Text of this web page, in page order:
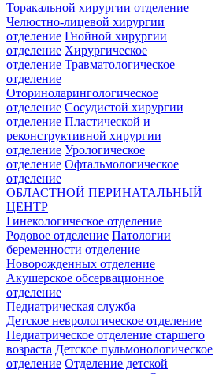
Торакальной хирургии отделение
Челюстно-лицевой хирургии
отделение Гнойной хирургии
отделение Хирургическое
отделение Травматологическое
отделение
Оториноларингологическое
отделение Сосудистой хирургии
отделение Пластической и
реконструктивной хирургии
отделение Урологическое
отделение Офтальмологическое
отделение
ОБЛАСТНОЙ ПЕРИНАТАЛЬНЫЙ
ЦЕНТР
Гинекологическое отделение
Родовое отделение Патологии
беременности отделение
Новорожденных отделение
Акушерское обсервационное
отделение
Педиатрическая служба
Детское неврологическое отделение
Педиатрическое отделение старшего
возраста Детское пульмонологическое
отделение Отделение детской